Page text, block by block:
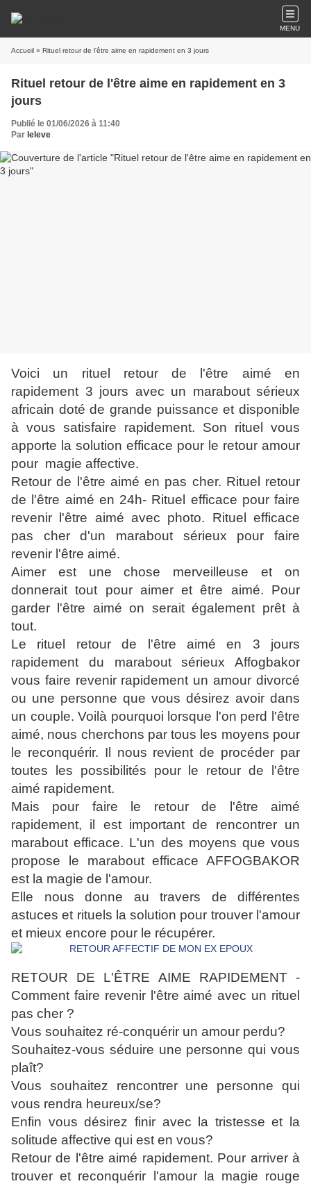
MENU
Accueil » Rituel retour de l'être aime en rapidement en 3 jours
Rituel retour de l'être aime en rapidement en 3
jours
Publié le 01/06/2026 à 11:40
Par leleve
Voici un rituel retour de l'être aimé en
rapidement 3 jours avec un marabout sérieux
africain doté de grande puissance et disponible
à vous satisfaire rapidement. Son rituel vous
apporte la solution efficace pour le retour amour
pour magie affective.
Retour de l'être aimé en pas cher. Rituel retour
de l'être aimé en 24h- Rituel efficace pour faire
revenir l'être aimé avec photo. Rituel efficace
pas cher d'un marabout sérieux pour faire
revenir l'être aimé.
Aimer est une chose merveilleuse et on
donnerait tout pour aimer et être aimé. Pour
garder l'être aimé on serait également prêt à
tout.
Le rituel retour de l'être aimé en 3 jours
rapidement du marabout sérieux Affogbakor
vous faire revenir rapidement un amour divorcé
ou une personne que vous désirez avoir dans
un couple. Voilà pourquoi lorsque l'on perd l'être
aimé, nous cherchons par tous les moyens pour
le reconquérir. Il nous revient de procéder par
toutes les possibilités pour le retour de l'être
aimé rapidement.
Mais pour faire le retour de l'être aimé
rapidement, il est important de rencontrer un
marabout efficace. L'un des moyens que vous
propose le marabout efficace AFFOGBAKOR
est la magie de l'amour.
Elle nous donne au travers de différentes
astuces et rituels la solution pour trouver l'amour
et mieux encore pour le récupérer.
RETOUR DE L'ÊTRE AIME RAPIDEMENT -
Comment faire revenir l'être aimé avec un rituel
pas cher ?
Vous souhaitez ré-conquérir un amour perdu?
Souhaitez-vous séduire une personne qui vous
plaît?
Vous souhaitez rencontrer une personne qui
vous rendra heureux/se?
Enfin vous désirez finir avec la tristesse et la
solitude affective qui est en vous?
Retour de l'être aimé rapidement. Pour arriver à
trouver et reconquérir l'amour la magie rouge